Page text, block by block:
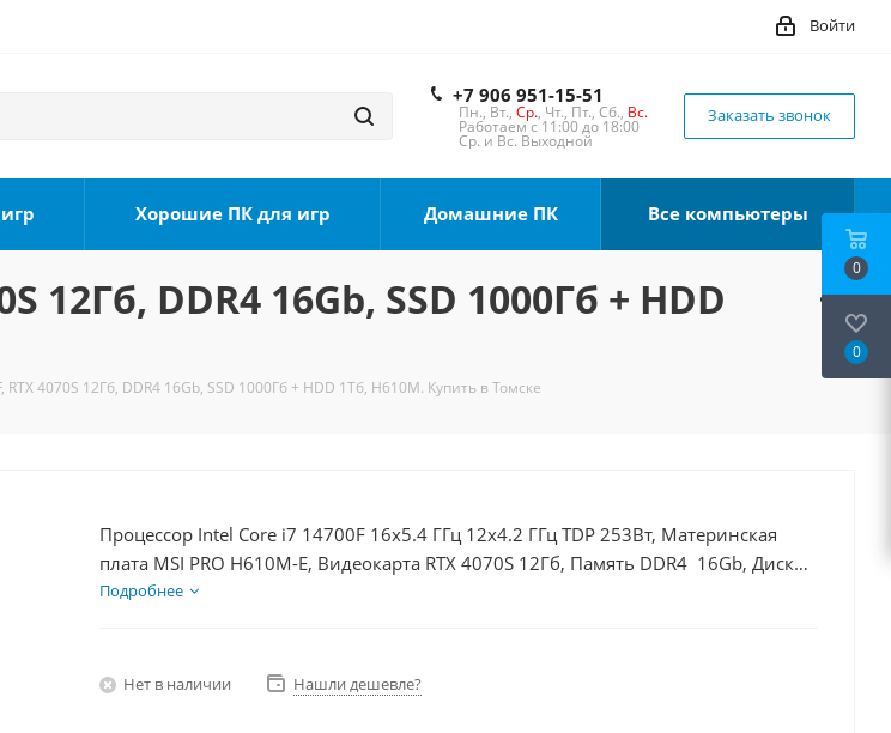
Войти
+7 906 951-15-51
Пн., Вт., Ср., Чт., Пт., Сб., Вс.
Работаем с 11:00 до 18:00
Ср. и Вс. Выходной
Заказать звонок
Хорошие ПК для игр Домашние ПК Все компьютеры
12Гб, DDR4 16Gb, SSD 1000Гб + HDD
4070S 12Гб, DDR4 16Gb, SSD 1000Гб + HDD 1Тб, H610M. Купить в Томске
Процессор Intel Core i7 14700F 16x5.4 ГГц 12x4.2 ГГц TDP 253Вт, Материнская
плата MSI PRO H610M-E, Видеокарта RTX 4070S 12Гб, Память DDR4 16Gb, Диски
SSD 1000Гб + HDD 1Тб, БП 750Вт
Подробнее
Нет в наличии Нашли дешевле?
0
0